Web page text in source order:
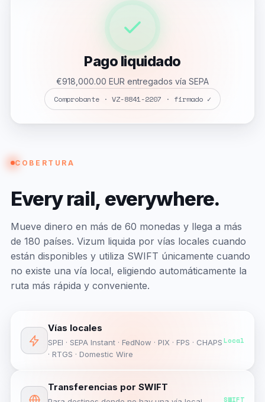
Pago liquidado
€918,000.00 EUR entregados vía SEPA
Comprobante · VZ-8841-2207 · firmado ✓
COBERTURA
Everyrail, everywhere.
Mueve dinero en más de 60 monedas y llega a más
de 180 países. Vizum liquida por vías locales cuando
están disponibles y utiliza SWIFT únicamente cuando
no existe una vía local, eligiendo automáticamente la
ruta más rápida y conveniente.
Vías locales
SPEI · SEPA Instant · FedNow · PIX · FPS · CHAPS
· RTGS · Domestic Wire
Local
Transferencias por SWIFT
SWIFT